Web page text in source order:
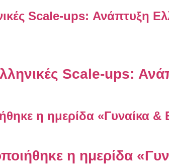
Scale-ups:
η ημερίδα